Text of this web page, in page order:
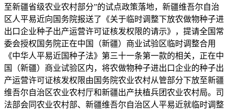
至新疆省级农业农村部分”的试点政策落地，新疆维吾尔自治
区人平易近向国务院报送了《关于临时调整下放农做物种子进
出口企业种子出产运营许可证核发权限的请示》，提请全国常
委会授权国务院正在中国（新疆）商业试验区临时调整合用
《中华人平易近国种子法》第三十一条第一款的相关，正在中
国（新疆）商业试验区内，将农做物种子进出口企业的种子出
产运营许可证核发权限由国务院农业农村从管部分下放至新疆
维吾尔自治区农业农村厅和新疆出产扶植兵团农业农村局。司
法部会同农业农村部、新疆维吾尔自治区人平易近就临时调整